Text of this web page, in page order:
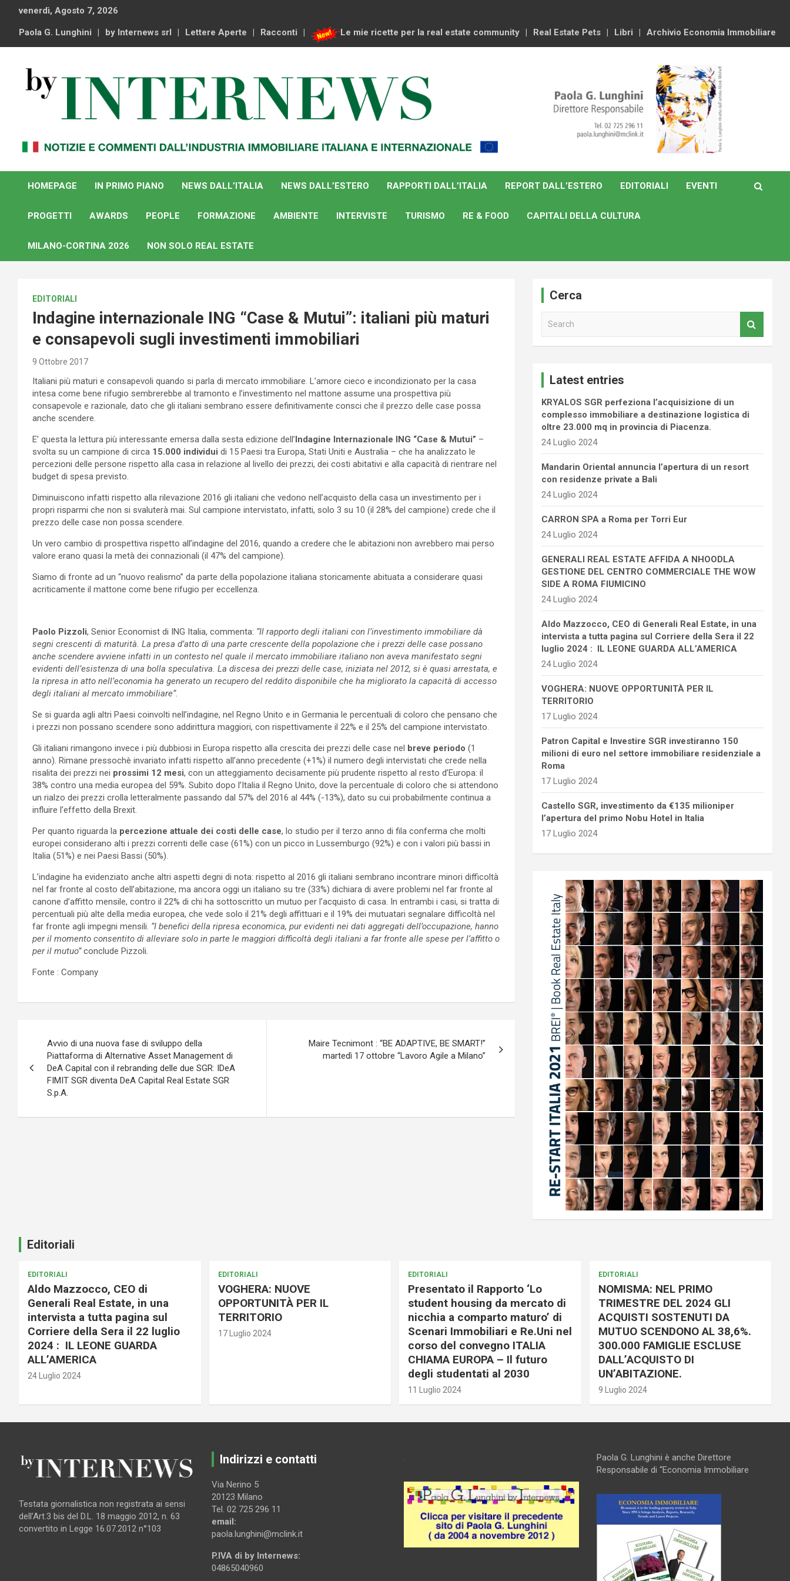
content
venerdì, Agosto 7, 2026
Paola G. Lunghini by Internews srl Lettere Aperte Racconti Le mie ricette per la real estate community Real Estate Pets Libri Archivio Economia Immobiliare
By Internews
internazionale
HOMEPAGE
IN PRIMO PIANO NEWS DALL’ITALIA NEWS DALL’ESTERO RAPPORTI DALL’ITALIA REPORT DALL’ESTERO EDITORIALI EVENTI
PROGETTI AWARDS PEOPLE FORMAZIONE AMBIENTE INTERVISTE TURISMO RE & FOOD CAPITALI DELLA CULTURA
MILANO-CORTINA 2026 NON SOLO REAL ESTATE
EDITORIALI
Indagine internazionale ING “Case & Mutui”: italiani più maturi
e consapevoli sugli investimenti immobiliari
9 Ottobre 2017
Italiani più maturi e consapevoli quando si parla di mercato immobiliare. L’amore cieco e incondizionato per la casa
intesa come bene rifugio sembrerebbe al tramonto e l’investimento nel mattone assume una prospettiva più
consapevole e razionale, dato che gli italiani sembrano essere definitivamente consci che il prezzo delle case possa
anche scendere.
E’ questa la lettura più interessante emersa dalla sesta edizione dell’Indagine Internazionale ING “Case & Mutui” –
svolta su un campione di circa 15.000 individui di 15 Paesi tra Europa, Stati Uniti e Australia – che ha analizzato le
percezioni delle persone rispetto alla casa in relazione al livello dei prezzi, dei costi abitativi e alla capacità di rientrare nel
budget di spesa previsto.
Diminuiscono infatti rispetto alla rilevazione 2016 gli italiani che vedono nell’acquisto della casa un investimento per i
propri risparmi che non si svaluterà mai. Sul campione intervistato, infatti, solo 3 su 10 (il 28% del campione) crede che il
prezzo delle case non possa scendere.
Un vero cambio di prospettiva rispetto all’indagine del 2016, quando a credere che le abitazioni non avrebbero mai perso
valore erano quasi la metà dei connazionali (il 47% del campione).
Siamo di fronte ad un “nuovo realismo” da parte della popolazione italiana storicamente abituata a considerare quasi
acriticamente il mattone come bene rifugio per eccellenza.
Paolo Pizzoli, Senior Economist di ING Italia, commenta: “Il rapporto degli italiani con l’investimento immobiliare dà
segni crescenti di maturità. La presa d’atto di una parte crescente della popolazione che i prezzi delle case possano
anche scendere avviene infatti in un contesto nel quale il mercato immobiliare italiano non aveva manifestato segni
evidenti dell’esistenza di una bolla speculativa. La discesa dei prezzi delle case, iniziata nel 2012, si è quasi arrestata, e
la ripresa in atto nell’economia ha generato un recupero del reddito disponibile che ha migliorato la capacità di accesso
degli italiani al mercato immobiliare“.
Se si guarda agli altri Paesi coinvolti nell’indagine, nel Regno Unito e in Germania le percentuali di coloro che pensano che
i prezzi non possano scendere sono addirittura maggiori, con rispettivamente il 22% e il 25% del campione intervistato.
Gli italiani rimangono invece i più dubbiosi in Europa rispetto alla crescita dei prezzi delle case nel breve periodo (1
anno). Rimane pressochè invariato infatti rispetto all’anno precedente (+1%) il numero degli intervistati che crede nella
risalita dei prezzi nei prossimi 12 mesi, con un atteggiamento decisamente più prudente rispetto al resto d’Europa: il
38% contro una media europea del 59%. Subito dopo l’Italia il Regno Unito, dove la percentuale di coloro che si attendono
un rialzo dei prezzi crolla letteralmente passando dal 57% del 2016 al 44% (-13%), dato su cui probabilmente continua a
influire l’effetto della Brexit.
Per quanto riguarda la percezione attuale dei costi delle case, lo studio per il terzo anno di fila conferma che molti
europei considerano alti i prezzi correnti delle case (61%) con un picco in Lussemburgo (92%) e con i valori più bassi in
Italia (51%) e nei Paesi Bassi (50%).
L’indagine ha evidenziato anche altri aspetti degni di nota: rispetto al 2016 gli italiani sembrano incontrare minori difficoltà
nel far fronte al costo dell’abitazione, ma ancora oggi un italiano su tre (33%) dichiara di avere problemi nel far fronte al
canone d’affitto mensile, contro il 22% di chi ha sottoscritto un mutuo per l’acquisto di casa. In entrambi i casi, si tratta di
percentuali più alte della media europea, che vede solo il 21% degli affittuari e il 19% dei mutuatari segnalare difficoltà nel
far fronte agli impegni mensili. “I benefici della ripresa economica, pur evidenti nei dati aggregati dell’occupazione, hanno
per il momento consentito di alleviare solo in parte le maggiori difficoltà degli italiani a far fronte alle spese per l’affitto o
per il mutuo”conclude Pizzoli
Fonte : Company
articoli
Avvio di una nuova fase di sviluppo della
Piattaforma di Alternative Asset Management di
DeA Capital con il rebranding delle due SGR: IDeA
FIMIT SGR diventa DeA Capital Real Estate SGR
S.p.A.
Maire Tecnimont : “BE ADAPTIVE, BE SMART!”
martedì 17 ottobre “Lavoro Agile a Milano”
Cerca
Latest entries
KRYALOS SGR perfeziona l’acquisizione di un
complesso immobiliare a destinazione logistica di
oltre 23.000 mq in provincia di Piacenza.
24 Luglio 2024
Mandarin Oriental annuncia l’apertura di un resort
con residenze private a Bali
24 Luglio 2024
CARRON SPA a Roma per Torri Eur
24 Luglio 2024
GENERALI REAL ESTATE AFFIDA A NHOODLA
GESTIONE DEL CENTRO COMMERCIALE THE WOW
SIDE A ROMA FIUMICINO
24 Luglio 2024
Aldo Mazzocco, CEO di Generali Real Estate, in una
intervista a tutta pagina sul Corriere della Sera il 22
luglio 2024 : IL LEONE GUARDA ALL’AMERICA
24 Luglio 2024
VOGHERA: NUOVE OPPORTUNITÀ PER IL
TERRITORIO
17 Luglio 2024
Patron Capital e Investire SGR investiranno 150
milioni di euro nel settore immobiliare residenziale a
Roma
17 Luglio 2024
Castello SGR, investimento da €135 milioniper
l’apertura del primo Nobu Hotel in Italia
17 Luglio 2024
Editoriali
EDITORIALI
Aldo Mazzocco, CEO di
Generali Real Estate, in una
intervista a tutta pagina sul
Corriere della Sera il 22 luglio
2024 : IL LEONE GUARDA
ALL’AMERICA
24 Luglio 2024
EDITORIALI
VOGHERA: NUOVE
OPPORTUNITÀ PER IL
TERRITORIO
17 Luglio 2024
EDITORIALI
Presentato il Rapporto ‘Lo
student housing da mercato di
nicchia a comparto maturo’ di
Scenari Immobiliari e Re.Uni nel
corso del convegno ITALIA
CHIAMA EUROPA – Il futuro
degli studentati al 2030
11 Luglio 2024
EDITORIALI
NOMISMA: NEL PRIMO
TRIMESTRE DEL 2024 GLI
ACQUISTI SOSTENUTI DA
MUTUO SCENDONO AL 38,6%.
300.000 FAMIGLIE ESCLUSE
DALL’ACQUISTO DI
UN’ABITAZIONE.
9 Luglio 2024
Testata giornalistica non registrata ai sensi
dell’Art.3 bis del D.L. 18 maggio 2012, n. 63
convertito in Legge 16.07.2012 n°103
Indirizzi e contatti
Via Nerino 5
20123 Milano
Tel. 02 725 296 11
email:
paola.lunghini@mclink.it
P.IVA di by Internews:
04865040960
.
Paola G. Lunghini è anche Direttore
Responsabile di “Economia Immobiliare